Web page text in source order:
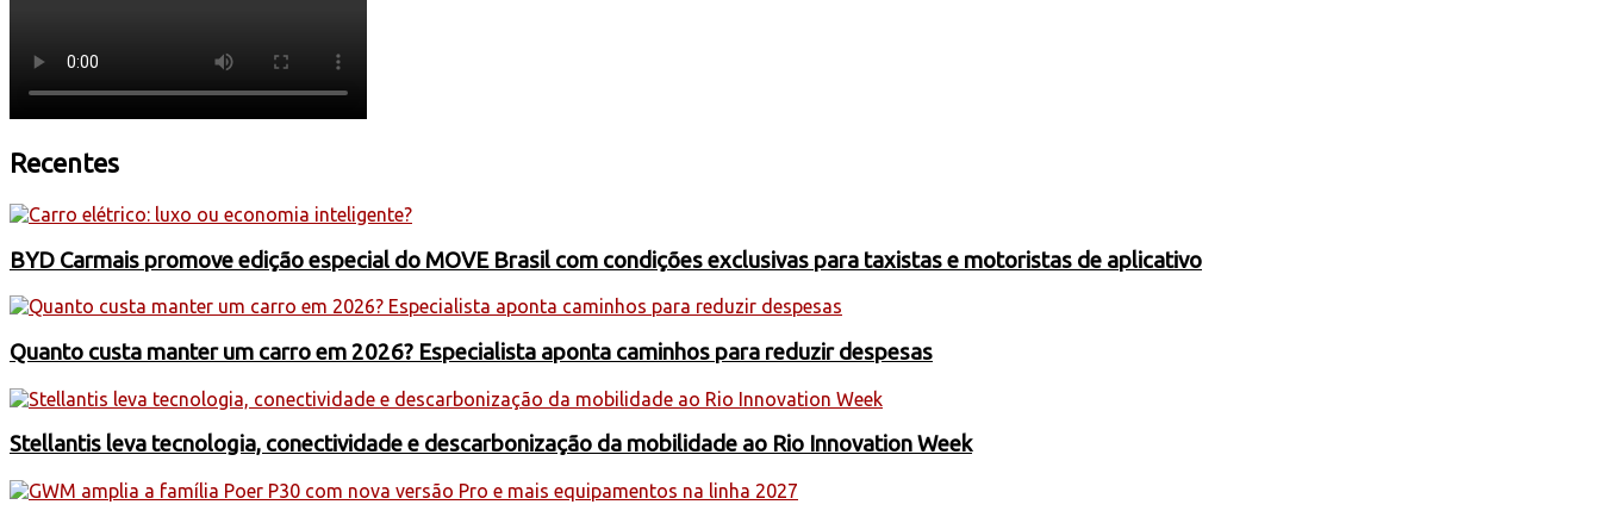
Recentes
BYD Carmais promove edição especial do MOVE Brasil com condições exclusivas para taxistas e motoristas de aplicativo
Quanto custa manter um carro em 2026? Especialista aponta caminhos para reduzir despesas
Stellantis leva tecnologia, conectividade e descarbonização da mobilidade ao Rio Innovation Week